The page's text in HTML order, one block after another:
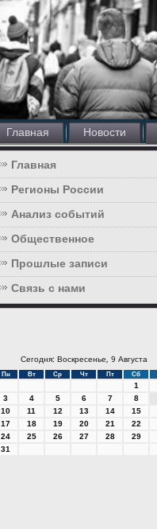
Главная Новости
Главная
Регионы России
Анализ событий
Общественное
Прошлые записи
Связь с нами
Сегодня: Воскресенье, 9 Августа
Пн Вт Ср Чт Пт Сб
1
3
4 5 6 7 8
10
11 12 13 14 15
17
18 19 20 21 22
24
25 26 27 28 29
31